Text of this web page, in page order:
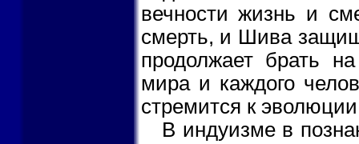
вечности жизнь и
смерть, и Шива
продолжает брать
мира и каждого
стремится к
В индуизме в